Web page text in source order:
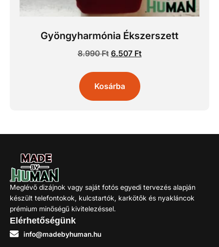
Gyöngyharmónia Ékszerszett
8.990Ft 6.507 Ft
Kosárba
Meglévő dizájnok vagy saját fotós egyedi tervezés alapján
készült telefontokok, kulcstartók, karkötők és nyakláncok
prémium minőségű kivitelezéssel.
Elérhetőségünk
info@madebyhuman.hu